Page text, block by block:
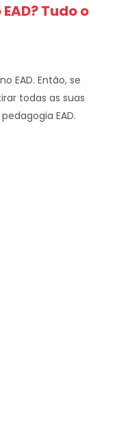
Tudo o
EAD. Então, se
todas as suas
EAD.